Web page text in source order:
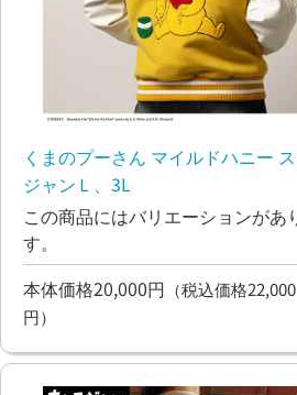
くまのプーさん マイルドハニー
ジャンＬ、3L
この商品にはバリエーションがあ
す。
本体価格20,000円 （税込価格22,000
円）